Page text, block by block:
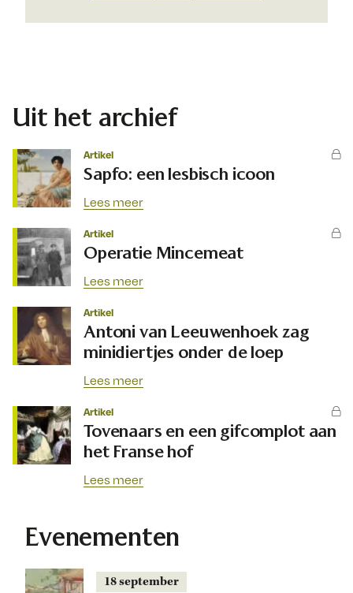
Uit het archief
Artikel
Sapfo: een lesbisch icoon
Lees meer
Artikel
Operatie Mincemeat
Lees meer
Artikel
Antoni van Leeuwenhoek zag
minidiertjes onder de loep
Lees meer
Artikel
Tovenaars en een gifcomplot aan
het Franse hof
Lees meer
Evenementen
18 september